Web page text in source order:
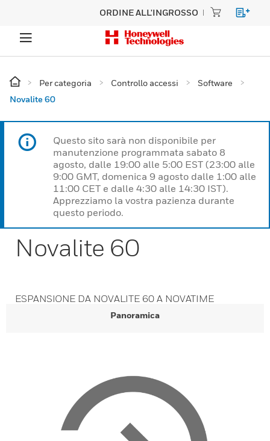
ORDINE ALL'INGROSSO
Per categoria Controllo accessi
Software
Novalite 60
Questo sito sarà non disponibile per
manutenzione programmata sabato 8
agosto, dalle 19:00 alle 5:00 EST (23:00 alle
9:00 GMT, domenica 9 agosto dalle 1:00 alle
11:00 CET e dalle 4:30 alle 14:30 IST).
Apprezziamo la vostra pazienza durante
questo periodo.
Novalite 60
ESPANSIONE DA NOVALITE 60 A NOVATIME
Panoramica